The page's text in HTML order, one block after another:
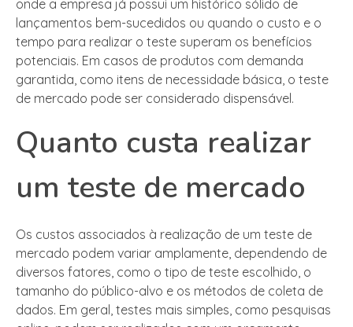
onde a empresa já possui um histórico sólido de
lançamentos bem-sucedidos ou quando o custo e o
tempo para realizar o teste superam os benefícios
potenciais. Em casos de produtos com demanda
garantida, como itens de necessidade básica, o teste
de mercado pode ser considerado dispensável.
Quanto custa realizar
um teste de mercado
Os custos associados à realização de um teste de
mercado podem variar amplamente, dependendo de
diversos fatores, como o tipo de teste escolhido, o
tamanho do público-alvo e os métodos de coleta de
dados. Em geral, testes mais simples, como pesquisas